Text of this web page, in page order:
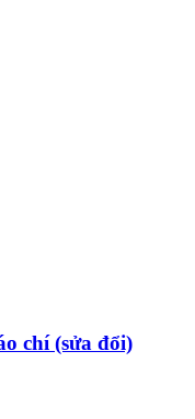
chí (sửa đổi)